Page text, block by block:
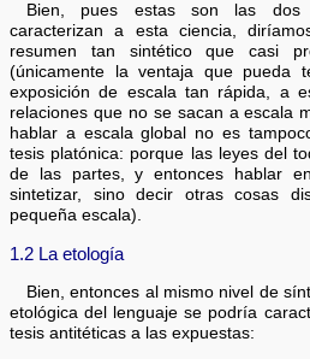
Bien, pues estas son las dos
caracterizan a esta ciencia,
resumen tan sintético que casi
(únicamente la ventaja que pueda
exposición de escala tan rápida, a
relaciones que no se sacan a escala
hablar a escala global no es
tesis platónica: porque las leyes del
de las partes, y entonces hablar
sintetizar, sino decir otras cosas
pequeña escala).
1.2 La etología
Bien, entonces al mismo nivel de
etológica del lenguaje se podría
tesis antitéticas a las expuestas: